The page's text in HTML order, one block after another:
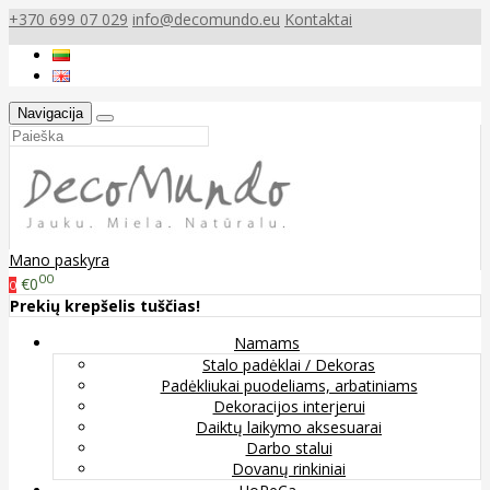
+370 699 07 029 info@decomundo.eu Kontaktai
Navigacija
Mano paskyra
0 €000
Prekių krepšelis tuščias!
Namams
Stalo padėklai / Dekoras
Padėkliukai puodeliams, arbatiniams
Dekoracijos interjerui
Daiktų laikymo aksesuarai
Darbo stalui
Dovanų rinkiniai